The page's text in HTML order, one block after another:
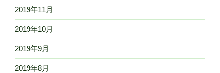
2019年11月
2019年10月
2019年9月
2019年8月